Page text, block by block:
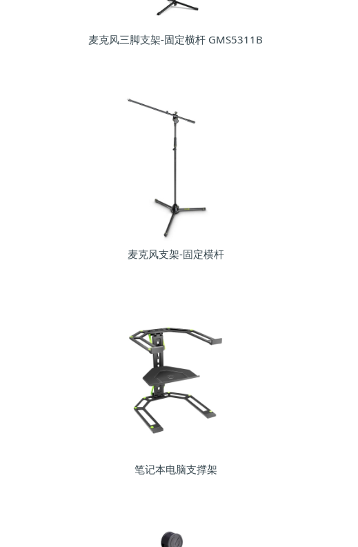
麦克风三脚支架-固定横杆 GMS5311B
麦克风支架-固定横杆
笔记本电脑支撑架